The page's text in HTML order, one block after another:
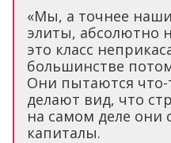
«Мы, а точнее
элиты, абсолютно
это класс
большинстве
Они пытаются
делают вид, что
на самом деле они
капиталы.